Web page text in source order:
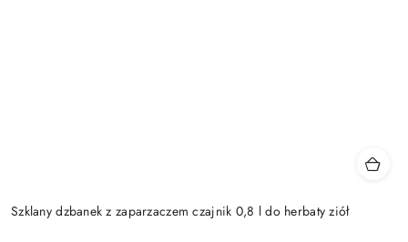
Szklany dzbanek z zaparzaczem czajnik 0,8 l do herbaty ziół